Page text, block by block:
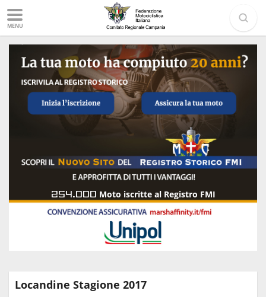
MENU
254.000 Moto iscritte al Registro FMI
Locandine Stagione 2017